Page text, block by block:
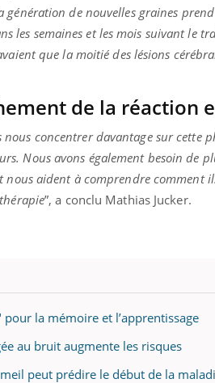
de nouvelles graines
les semaines et les mois suivant le
que la moitié des lésions
de la réaction
concentrer davantage sur cette
Nous avons également besoin de
aident à comprendre comment
”, a conclu Mathias Jucker.
la mémoire et l’apprentissage
au bruit augmente les risques
peut prédire le début de la